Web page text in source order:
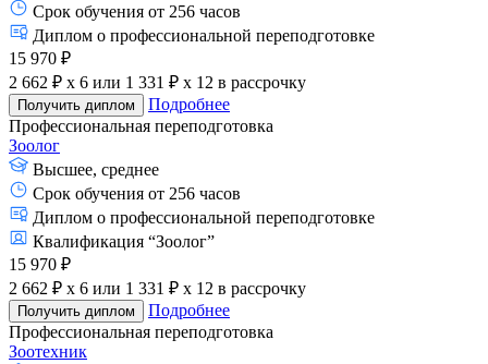
Срок обучения от 256 часов
Диплом о профессиональной переподготовке
15 970 ₽
2 662 ₽ x 6 или 1 331 ₽ x 12 в рассрочку
Получить диплом
Подробнее
Профессиональная переподготовка
Зоолог
Высшее, среднее
Срок обучения от 256 часов
Диплом о профессиональной переподготовке
Квалификация “Зоолог”
15 970 ₽
2 662 ₽ x 6 или 1 331 ₽ x 12 в рассрочку
Получить диплом
Подробнее
Профессиональная переподготовка
Зоотехник